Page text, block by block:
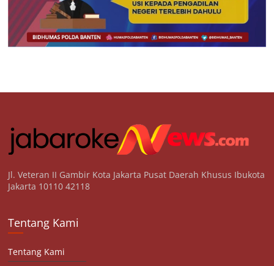
Jl. Veteran II Gambir Kota Jakarta Pusat Daerah Khusus Ibukota
Jakarta 10110 42118
Tentang Kami
Tentang Kami